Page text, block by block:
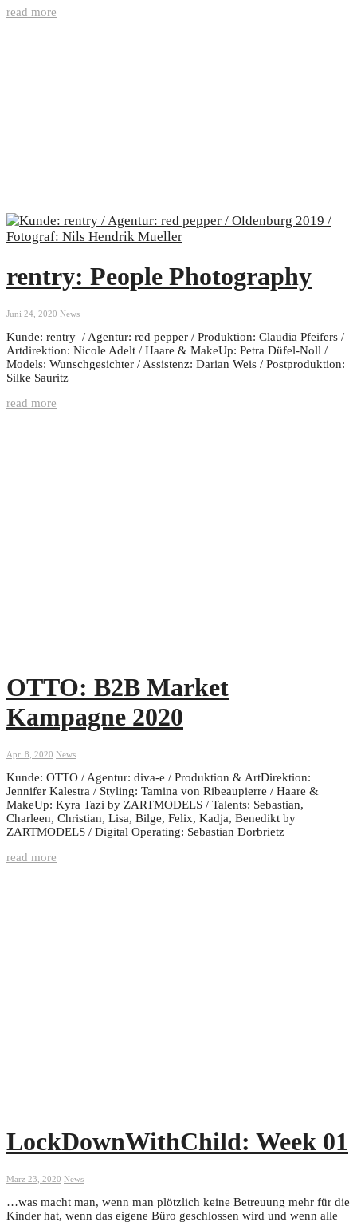
read more
rentry: People Photography
Juni 24, 2020 News
Kunde: rentry / Agentur: red pepper / Produktion: Claudia Pfeifers /
Artdirektion: Nicole Adelt / Haare & MakeUp: Petra Düfel-Noll /
Models: Wunschgesichter / Assistenz: Darian Weis / Postproduktion:
Silke Sauritz
read more
OTTO: B2B Market
Kampagne 2020
Apr. 8, 2020 News
Kunde: OTTO / Agentur: diva-e / Produktion & ArtDirektion:
Jennifer Kalestra / Styling: Tamina von Ribeaupierre / Haare &
MakeUp: Kyra Tazi by ZARTMODELS / Talents: Sebastian,
Charleen, Christian, Lisa, Bilge, Felix, Kadja, Benedikt by
ZARTMODELS / Digital Operating: Sebastian Dorbrietz
read more
LockDownWithChild: Week 01
März 23, 2020 News
…was macht man, wenn man plötzlich keine Betreuung mehr für die
Kinder hat, wenn das eigene Büro geschlossen wird und wenn alle